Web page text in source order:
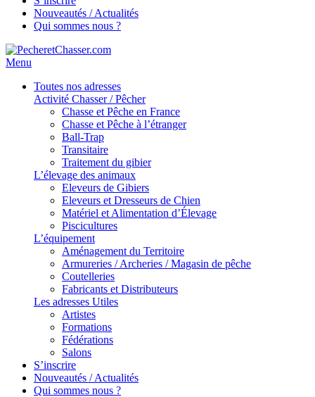
Nouveautés / Actualités
Qui sommes nous ?
Menu
Toutes nos adresses
Activité Chasser / Pêcher
Chasse et Pêche en France
Chasse et Pêche à l’étranger
Ball-Trap
Transitaire
Traitement du gibier
L’élevage des animaux
Eleveurs de Gibiers
Eleveurs et Dresseurs de Chien
Matériel et Alimentation d’Élevage
Piscicultures
L’équipement
Aménagement du Territoire
Armureries / Archeries / Magasin de pêche
Coutelleries
Fabricants et Distributeurs
Les adresses Utiles
Artistes
Formations
Fédérations
Salons
S’inscrire
Nouveautés / Actualités
Qui sommes nous ?